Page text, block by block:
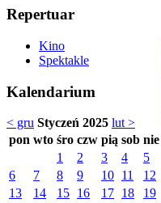
Repertuar
Kino
Spektakle
Kalendarium
< gru Styczeń 2025 lut >
pon wto śro czw pią sob nie
1
2 3 4
5
6
7 8 9 10 11
12
13
14 15 16 17 18
19